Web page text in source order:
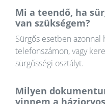
Mi a teendő, ha
van szükségem?
Sürgős esetben
telefonszámon, vagy
sürgősségi osztályt.
Milyen